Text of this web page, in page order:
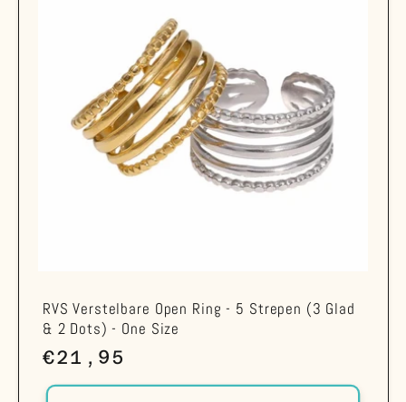
RVS Verstelbare Open Ring - 5 Strepen (3 Glad
& 2 Dots) - One Size
Normale
prijs
€21,95